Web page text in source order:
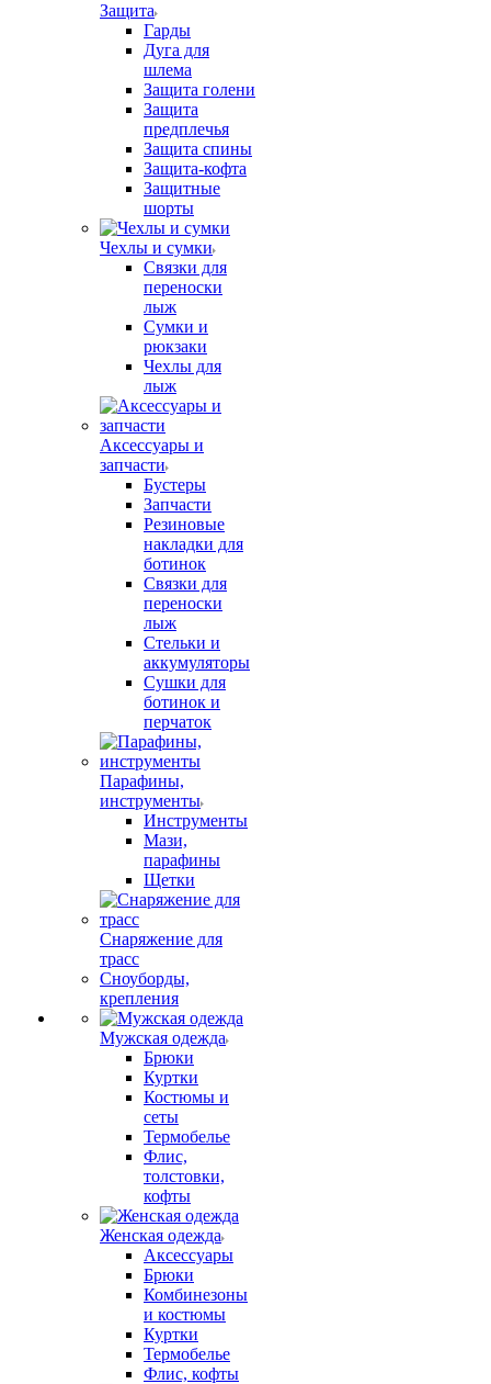
Защита
Гарды
Дуга для
шлема
Защита голени
Защита
предплечья
Защита спины
Защита-кофта
Защитные
шорты
Чехлы и сумки
Связки для
переноски
лыж
Сумки и
рюкзаки
Чехлы для
лыж
Аксессуары и
запчасти
Бустеры
Запчасти
Резиновые
накладки для
ботинок
Связки для
переноски
лыж
Стельки и
аккумуляторы
Сушки для
ботинок и
перчаток
Парафины,
инструменты
Инструменты
Мази,
парафины
Щетки
Снаряжение для
трасс
Сноуборды,
крепления
Мужская одежда
Брюки
Куртки
Костюмы и
сеты
Термобелье
Флис,
толстовки,
кофты
Женская одежда
Аксессуары
Брюки
Комбинезоны
и костюмы
Куртки
Термобелье
Флис, кофты